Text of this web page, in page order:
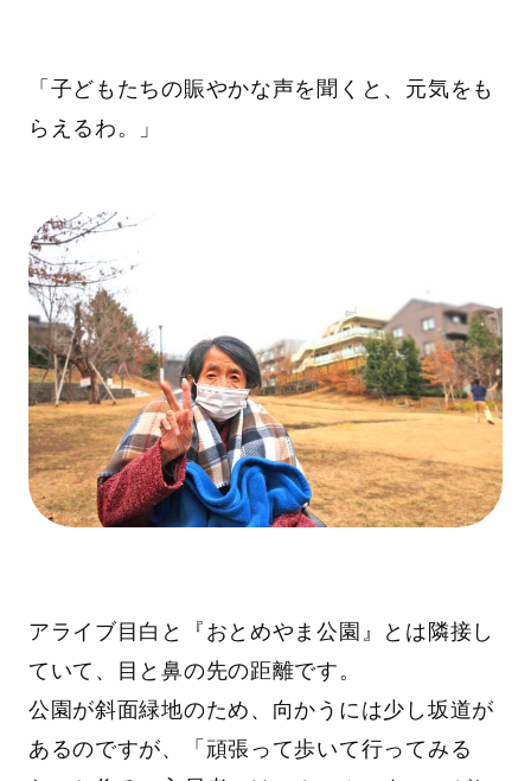
「子どもたちの賑やかな声を聞くと、元気をも
らえるわ。」
アライブ目白と『おとめやま公園』とは隣接し
ていて、目と鼻の先の距離です。
公園が斜面緑地のため、向かうには少し坂道が
あるのですが、「頑張って歩いて行ってみる